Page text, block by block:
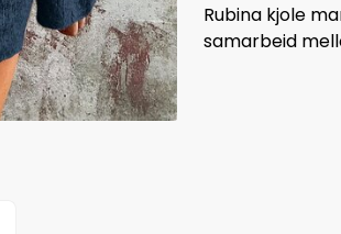
Rubina kjole
samarbeid